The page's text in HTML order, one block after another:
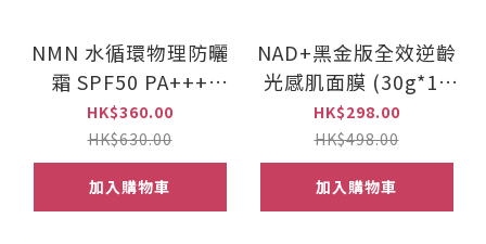
NMN 水循環物理防曬
霜 SPF50 PA+++
30ml [NAD+]
HK$360.00
HK$630.00
加入購物車
NAD+黑金版全效逆齡
光感肌面膜 (30g*10
包)
HK$298.00
HK$498.00
加入購物車